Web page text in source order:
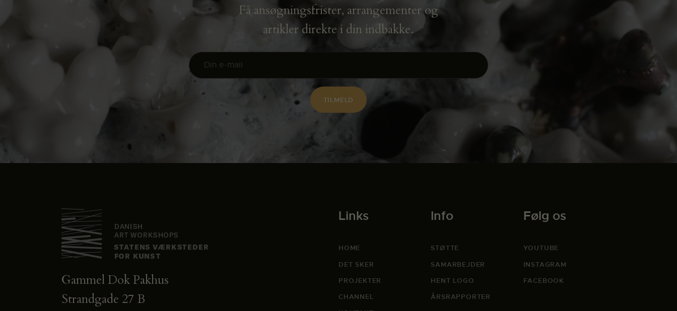
Få ansøgningsfrister, arrangementer og
artikler direkte i din indbakke.
Gammel Dok Pakhus
Strandgade 27 B
Links
HOME
DET SKER
PROJEKTER
CHANNEL
Info
STØTTE
SAMARBEJDER
HENT LOGO
ÅRSRAPPORTER
Følg os
YOUTUBE
INSTAGRAM
FACEBOOK